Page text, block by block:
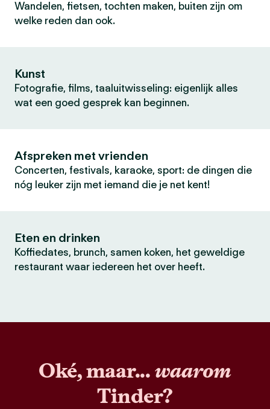
Wandelen, fietsen, tochten maken, buiten zijn om
welke reden dan ook.
Kunst
Fotografie, films, taaluitwisseling: eigenlijk alles
wat een goed gesprek kan beginnen.
Afspreken met vrienden
Concerten, festivals, karaoke, sport: de dingen die
nóg leuker zijn met iemand die je net kent!
Eten en drinken
Koffiedates, brunch, samen koken, het geweldige
restaurant waar iedereen het over heeft.
Oké, maar...waarom
Tinder?